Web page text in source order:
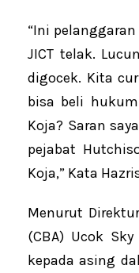
“Ini
JICT telak.
digocek. Kita
bisa beli
Koja? Saran
pejabat
Koja,” Kata
Menurut
(CBA) Ucok
kepada asing